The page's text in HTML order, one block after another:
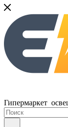
Гипермаркет